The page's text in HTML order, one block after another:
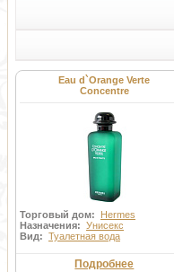
Eau d`Orange Verte
Concentre
Торговый дом:
Hermes
Назначения: Унисекс
Вид: Туалетная вода
Подробнее